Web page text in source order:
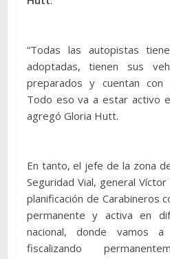
“Todas las autopistas
adoptadas, tienen sus
preparados y cuentan con
Todo eso va a estar activo
agregó Gloria Hutt.
En tanto, el jefe de la zona
Seguridad Vial, general Víctor
planificación de Carabineros
permanente y activa en
nacional, donde vamos
fiscalizando